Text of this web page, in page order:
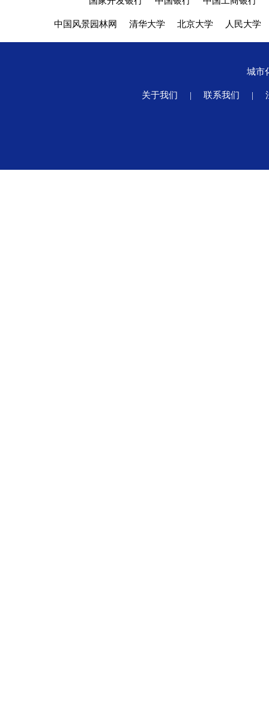
中国风景园林网 清华大学 北京大学 人民大学
城市
关于我们 | 联系我们 |